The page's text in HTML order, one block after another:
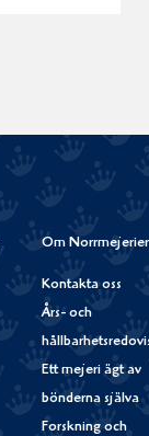
Om Norrmejerier
Kontakta oss
Års- och
Ett mejeri ägt av
bönderna själva
Forskning och